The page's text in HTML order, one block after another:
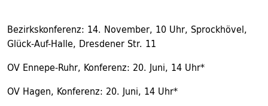
Bezirkskonferenz: 14. November, 10 Uhr, Sprockhövel,
Glück-Auf-Halle, Dresdener Str. 11
OV Ennepe-Ruhr, Konferenz: 20. Juni, 14 Uhr*
OV Hagen, Konferenz: 20. Juni, 14 Uhr*